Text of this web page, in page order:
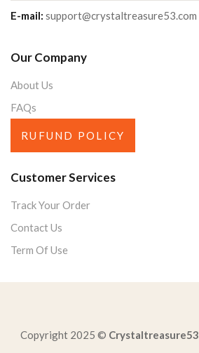
E-mail: support@crystaltreasure53.com
Our Company
About Us
FAQs
RUFUND POLICY
Customer Services
Track Your Order
Contact Us
Term Of Use
Copyright 2025 © Crystaltreasure53